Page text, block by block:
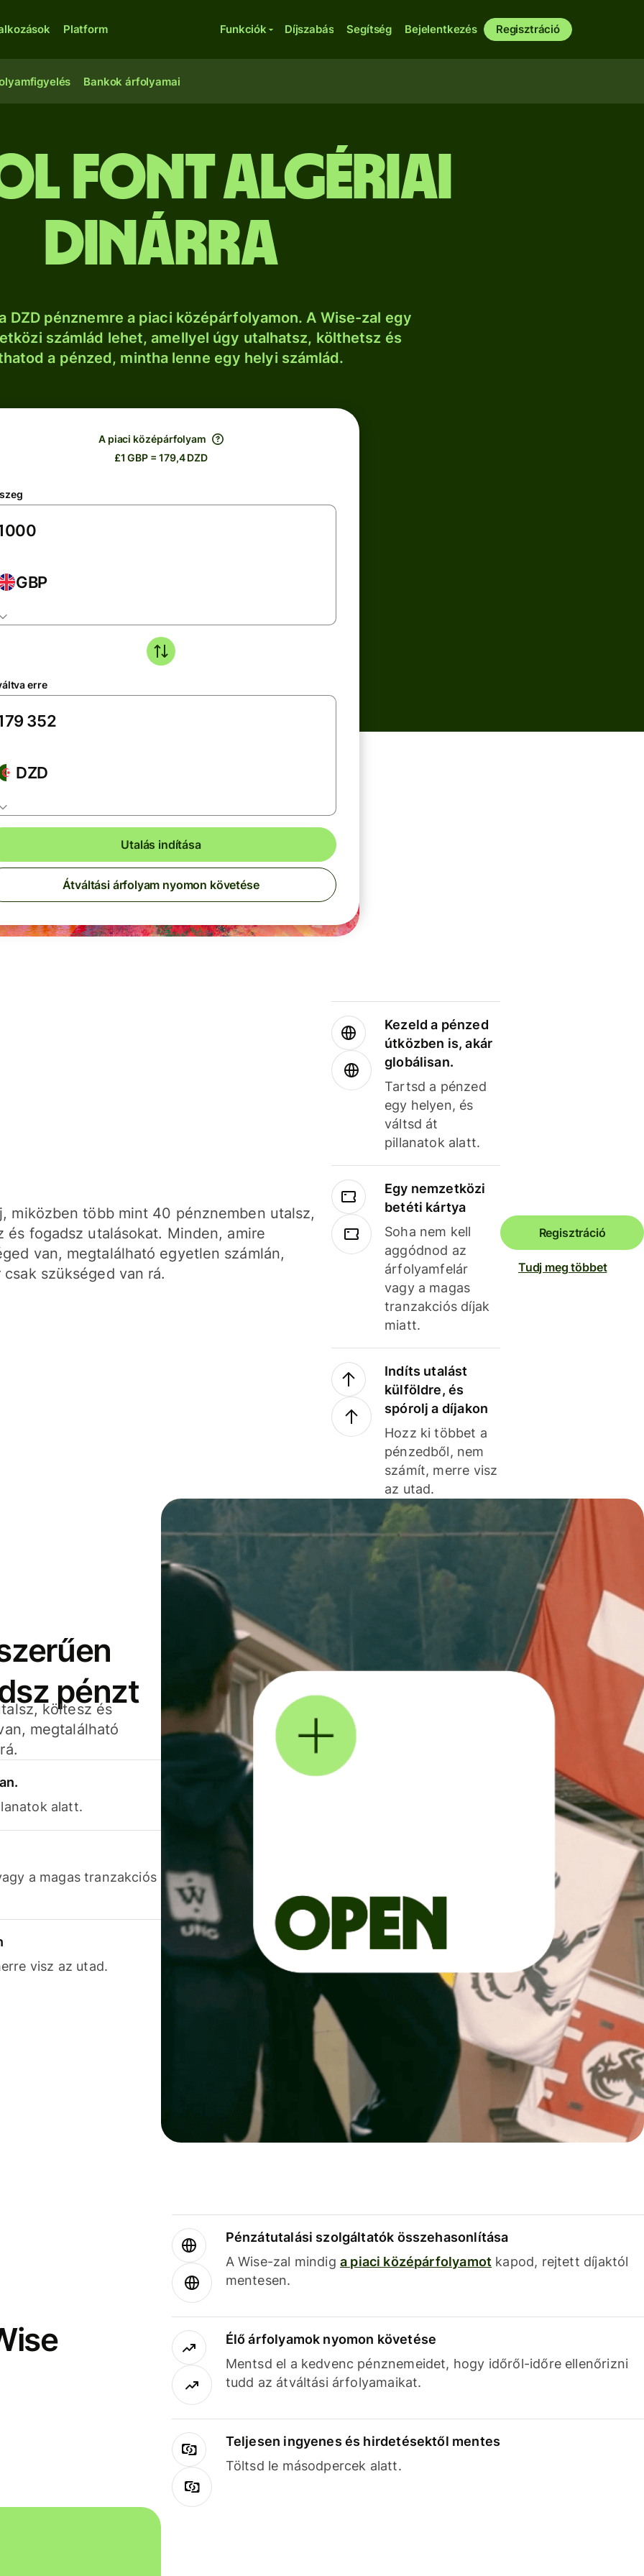
Platform Funkciók Díjszabás Segítség Bejelentkezés Regisztráció
Bankok árfolyamai
font algériai
dinárra
DZD pénznemre a piaci középárfolyamon. A Wise-zal egy
számlád lehet, amellyel úgy utalhatsz, költhetsz és
a pénzed, mintha lenne egy helyi számlád.
A piaci középárfolyam
£1 GBP = 179,4 DZD
GBP
erre
DZD
Utalás indítása
Átváltási árfolyam nyomon követése
miközben több mint 40 pénznemben utalsz,
és fogadsz utalásokat. Minden, amire
van, megtalálható egyetlen számlán,
csak szükséged van rá.
Kezeld a pénzed
útközben is, akár
globálisan.
Tartsd a pénzed
egy helyen, és
váltsd át
pillanatok alatt.
Egy nemzetközi
betéti kártya
Soha nem kell
aggódnod az
árfolyamfelár
vagy a magas
tranzakciós díjak
miatt.
Indíts utalást
külföldre, és
spórolj a díjakon
Hozz ki többet a
pénzedből, nem
számít, merre visz
az utad.
Regisztráció
Tudj meg többet
pénzt
költesz és
megtalálható
alatt.
a magas tranzakciós
visz az utad.
Pénzátutalási szolgáltatók összehasonlítása
A Wise-zal mindig a piaci középárfolyamot kapod, rejtett díjaktól
mentesen.
Élő árfolyamok nyomon követése
Mentsd el a kedvenc pénznemeidet, hogy időről-időre ellenőrizni
tudd az átváltási árfolyamaikat.
Teljesen ingyenes és hirdetésektől mentes
Töltsd le másodpercek alatt.